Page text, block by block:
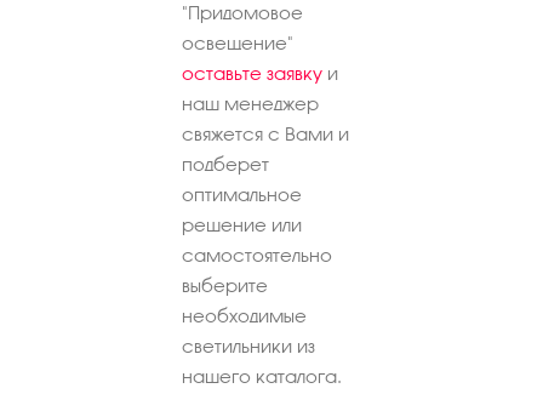
"Придомовое
освещение"
оставьте заявку и
наш менеджер
свяжется с Вами и
подберет
оптимальное
решение или
самостоятельно
выберите
необходимые
светильники из
нашего каталога.